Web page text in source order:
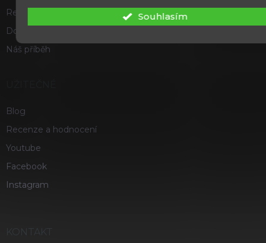
Souhlasím
Reklamace a vrácení zboží
Doprava a platba
Náš příběh
Blog
Recenze a hodnocení
Youtube
Facebook
Instagram